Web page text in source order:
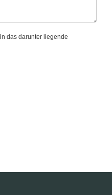
das darunter liegende